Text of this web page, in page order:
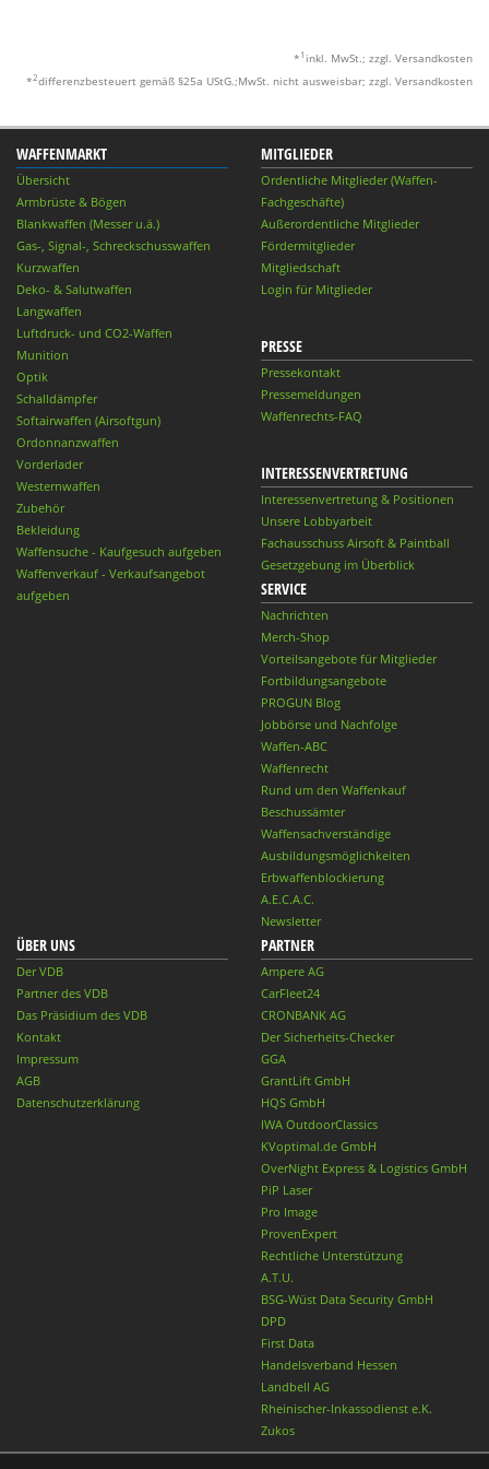
* 1 inkl. MwSt.; zzgl. Versandkosten
*2differenzbesteuert gemäß §25a UStG.;MwSt. nicht ausweisbar; zzgl. Versandkosten
WAFFENMARKT
Übersicht
Armbrüste & Bögen
Blankwaffen (Messer u.ä.)
Gas-, Signal-, Schreckschusswaffen
Kurzwaffen
Deko- & Salutwaffen
Langwaffen
Luftdruck- und CO2-Waffen
Munition
Optik
Schalldämpfer
Softairwaffen (Airsoftgun)
Ordonnanzwaffen
Vorderlader
Westernwaffen
Zubehör
Bekleidung
Waffensuche - Kaufgesuch aufgeben
Waffenverkauf - Verkaufsangebot
aufgeben
MITGLIEDER
Ordentliche Mitglieder (Waffen-
Fachgeschäfte)
Außerordentliche Mitglieder
Fördermitglieder
Mitgliedschaft
Login für Mitglieder
PRESSE
Pressekontakt
Pressemeldungen
Waffenrechts-FAQ
INTERESSENVERTRETUNG
Interessenvertretung & Positionen
Unsere Lobbyarbeit
Fachausschuss Airsoft & Paintball
Gesetzgebung im Überblick
SERVICE
Nachrichten
Merch-Shop
Vorteilsangebote für Mitglieder
Fortbildungsangebote
PROGUN Blog
Jobbörse und Nachfolge
Waffen-ABC
Waffenrecht
Rund um den Waffenkauf
Beschussämter
Waffensachverständige
Ausbildungsmöglichkeiten
Erbwaffenblockierung
A.E.C.A.C.
Newsletter
ÜBER UNS
Der VDB
Partner des VDB
Das Präsidium des VDB
Kontakt
Impressum
AGB
Datenschutzerklärung
PARTNER
Ampere AG
CarFleet24
CRONBANK AG
Der Sicherheits-Checker
GGA
GrantLift GmbH
HQS GmbH
IWA OutdoorClassics
KVoptimal.de GmbH
OverNight Express & Logistics GmbH
PiP Laser
Pro Image
ProvenExpert
Rechtliche Unterstützung
A.T.U.
BSG-Wüst Data Security GmbH
DPD
First Data
Handelsverband Hessen
Landbell AG
Rheinischer-Inkassodienst e.K.
Zukos